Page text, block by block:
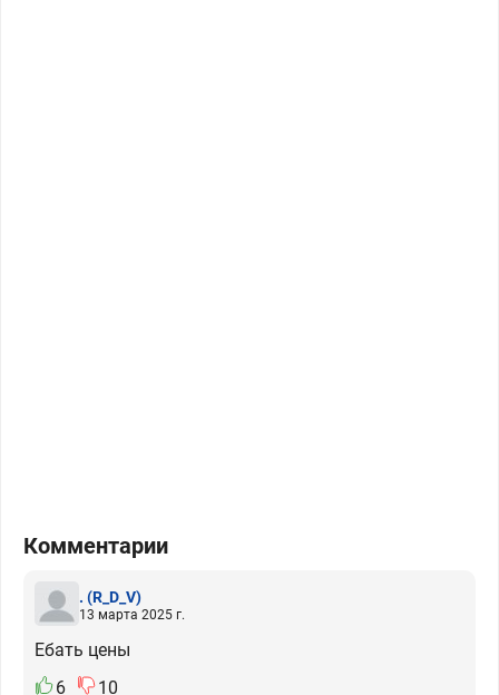
Комментарии
. (R_D_V)
13 марта 2025 г.
Ебать цены
6
10